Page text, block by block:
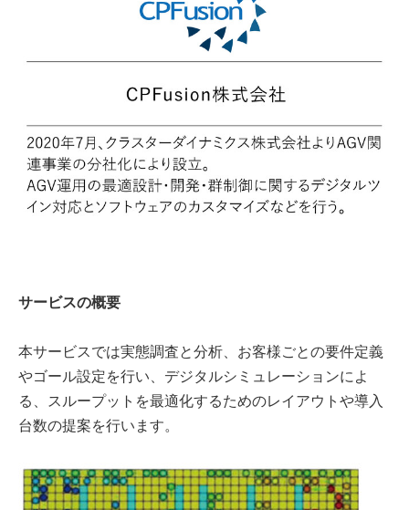
サービスの概要
本サービスでは実態調査と分析、お客様ごとの要件定義
やゴール設定を行い、デジタルシミュレーションによ
る、スループットを最適化するためのレイアウトや導入
台数の提案を行います。